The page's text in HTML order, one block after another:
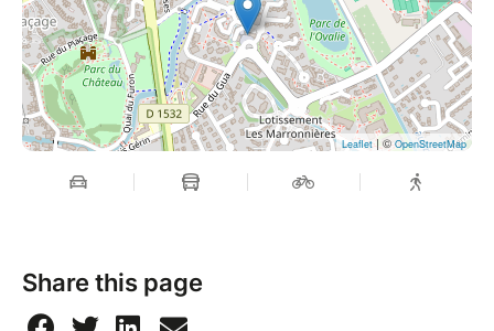
Leaflet| ©OpenStreetMap
Share this page